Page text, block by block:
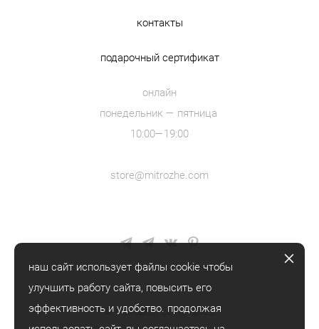
контакты
подарочный сертификат
онлайн
понедельник — пятница
10:00—19:00
store@mitrozhe.com
© mitrozhe, 2018—2026
наш сайт использует файлы cookie чтобы
улучшить работу сайта, повысить его
эффективность и удобство. продолжая